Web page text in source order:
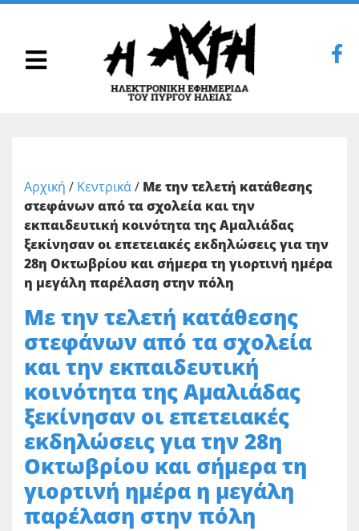
Αρχική / Κεντρικά/ Με την τελετή κατάθεσης
στεφάνων από τα σχολεία και την
εκπαιδευτική κοινότητα της Αμαλιάδας
ξεκίνησαν οι επετειακές εκδηλώσεις για την
28η Οκτωβρίου και σήμερα τη γιορτινή ημέρα
η μεγάλη παρέλαση στην πόλη
Με την τελετή κατάθεσης
στεφάνων από τα σχολεία
και την εκπαιδευτική
κοινότητα της Αμαλιάδας
ξεκίνησαν οι επετειακές
εκδηλώσεις για την 28η
Οκτωβρίου και σήμερα τη
γιορτινή ημέρα η μεγάλη
παρέλαση στην πόλη